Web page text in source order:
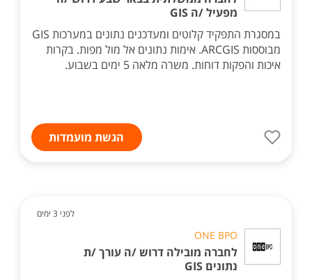
מפעיל /ה GIS
במסגרת התפקיד קלוטים ומעדכנים נתונים במערכות GIS
מבוססות ARCGIS. אימות נתונים אל מול מפות. בקרות
איכות והפקות דוחות. משרה מלאה 5 ימים בשבוע.
הגשת מועמדות
לפני 3 ימים
ONE BPO
לחברה מובילה דרוש /ה עורך /ת
נתונים GIS